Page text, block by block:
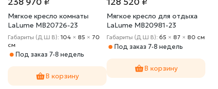
Мягкое кресло комнаты
LaLume MB20726-23
Габариты (Д Ш В): 104 × 85 × 70
cм
Под заказ 7-8 недель
В корзину
Мягкое кресло для отдыха
LaLume MB20981-23
Габариты (Д Ш В): 65 × 87 × 80 cм
Под заказ 7-8 недель
В корзину